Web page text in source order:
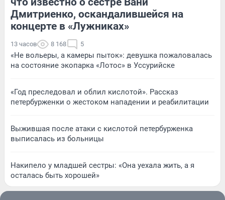
Дмитриенко, оскандалившейся на
концерте в «Лужниках»
13 часов 8 168 5
«Не вольеры, а камеры пыток»: девушка пожаловалась
на состояние экопарка «Лотос» в Уссурийске
«Год преследовал и облил кислотой». Рассказ
петербурженки о жестоком нападении и реабилитации
Выжившая после атаки с кислотой петербурженка
выписалась из больницы
Накипело у младшей сестры: «Она уехала жить, а я
осталась быть хорошей»